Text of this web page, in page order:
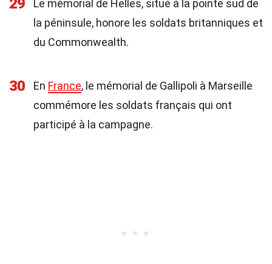
29
Le mémorial de Helles, situé à la pointe sud de
la péninsule, honore les soldats britanniques et
du Commonwealth.
30 En France, le mémorial de Gallipoli à Marseille
commémore les soldats français qui ont
participé à la campagne.